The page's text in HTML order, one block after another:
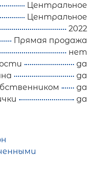
Центральное
Центральное
2022
Прямая продажа
нет
да
да
да
да